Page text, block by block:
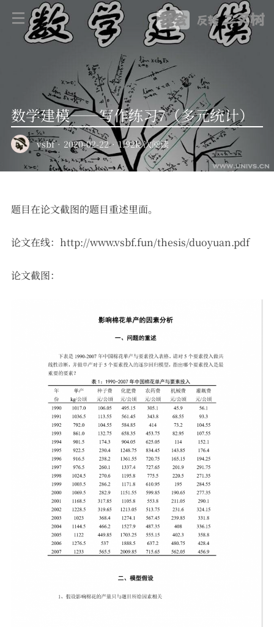
我会 反转 二叉树
数学建模——写作练习7（多元统计）
vsbf · 2020-02-22 · 1.92k 次阅读
题目在论文截图的题目重述里面。
论文在线：http://www.vsbf.fun/thesis/duoyuan.pdf
论文截图：